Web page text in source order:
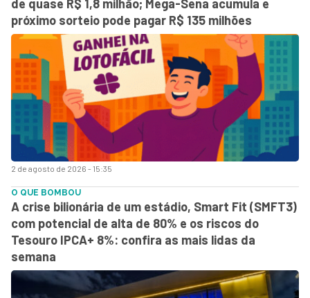
2 de agosto de 2026 - 15:35
de quase R$ 1,8 milhão; Mega-Sena acumula e
próximo sorteio pode pagar R$ 135 milhões
O QUE BOMBOU
A crise bilionária de um estádio, Smart Fit (SMFT3)
com potencial de alta de 80% e os riscos do
Tesouro IPCA+ 8%: confira as mais lidas da
semana